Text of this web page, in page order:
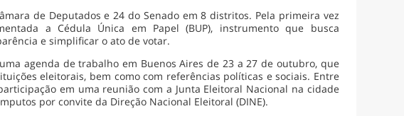
de Deputados e 24 do Senado em 8 distritos. Pela primeira vez
a Cédula Única em Papel (BUP), instrumento que busca
e simplificar o ato de votar.
uma agenda de trabalho em Buenos Aires de 23 a 27 de outubro, que
eleitorais, bem como com referências políticas e sociais. Entre
em uma reunião com a Junta Eleitoral Nacional na cidade
por convite da Direção Nacional Eleitoral (DINE).